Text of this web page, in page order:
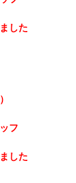
した
フ
した